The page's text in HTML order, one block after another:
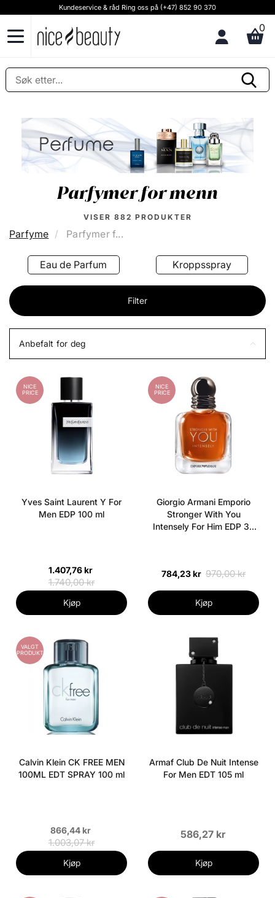
Kundeservice & råd Ring oss på (+47) 852 90 370
0
Parfymer for menn
VISER 882 PRODUKTER
Parfyme Parfymer f...
Eau de Parfum Kroppsspray
Filter
Anbefalt for deg
NICE
PRICE
Yves Saint Laurent Y For
Men EDP 100 ml
1.407,76 kr
1.740,00 kr
Kjøp
NICE
PRICE
Giorgio Armani Emporio
Stronger With You
Intensely For Him EDP 30
784,23 kr 970,00 kr
Kjøp
VALGT
PRODUKT
Calvin Klein CK FREE MEN
100ML EDT SPRAY 100 ml
866,44 kr
1.003,07 kr
Kjøp
Armaf Club De Nuit Intense
For Men EDT 105 ml
586,27 kr
Kjøp